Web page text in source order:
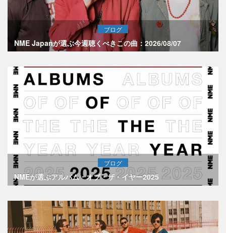
ブログ
NME Japanが選ぶ今週聴くべきこの曲：2026/08/07
ブログ
NMEが選ぶアルバム・オブ・ザ・イヤー2025